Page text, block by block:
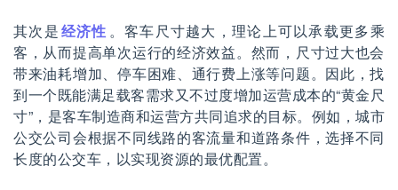
其次是经济性 。客车尺寸越大，理论上可以承载更多乘
客，从而提高单次运行的经济效益。然而，尺寸过大也会
带来油耗增加、停车困难、通行费上涨等问题。因此，找
到一个既能满足载客需求又不过度增加运营成本的“黄金尺
寸”，是客车制造商和运营方共同追求的目标。例如，城市
公交公司会根据不同线路的客流量和道路条件，选择不同
长度的公交车，以实现资源的最优配置。